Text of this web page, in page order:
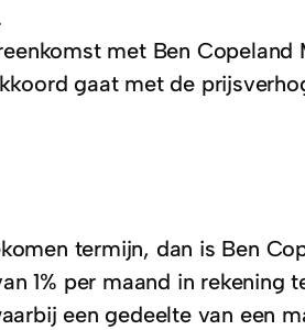
met Ben Copeland
gaat met de
termijn, dan is Ben
1% per maand in rekening
een gedeelte van een